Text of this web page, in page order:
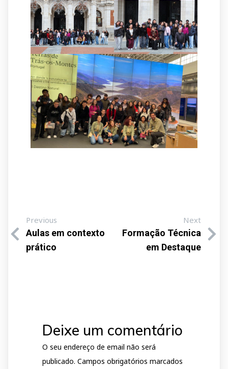
Previous
Aulas em contexto
prático
Next
Formação Técnica
em Destaque
Deixe um comentário
O seu endereço de email não será
publicado. Campos obrigatórios marcados